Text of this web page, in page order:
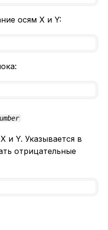
осям X и Y:
и Y. Указывается в
отрицательные